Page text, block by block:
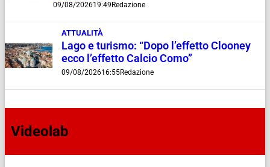
09/08/202619:49 Redazione
ATTUALITÀ
Lago e turismo: “Dopo l’effetto Clooney
ecco l’effetto Calcio Como”
09/08/202616:55Redazione
Videolab